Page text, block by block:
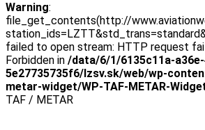
Warning:
file_get_contents(http://
failed to open stream: HTTP request
Forbidden in /data/6/1/6135c11a-
5e27735735f6/lzsv.sk/web/wp-
metar-widget/WP-TAF-METAR-
TAF / METAR